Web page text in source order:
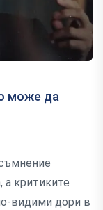
може да
а критиките
видими дори в